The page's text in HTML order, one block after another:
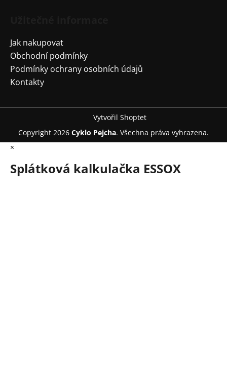
Jak nakupovat
Obchodní podmínky
Podmínky ochrany osobních údajů
Kontakty
Vytvořil Shoptet
Copyright 2026 Cyklo Pejcha. Všechna práva vyhrazena.
×
Splátková kalkulačka ESSOX